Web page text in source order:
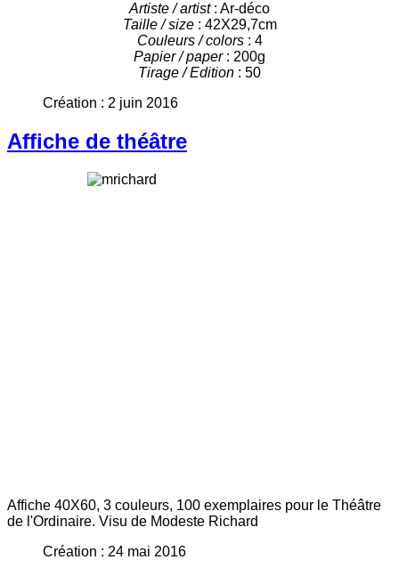
Artiste / artist: Ar-déco
Taille / size: 42X29,7cm
Couleurs / colors: 4
Papier / paper: 200g
Tirage / Edition : 50
Création : 2 juin 2016
Affiche de théâtre
Affiche 40X60, 3 couleurs, 100 exemplaires pour le Théâtre
de l'Ordinaire. Visu de Modeste Richard
Création : 24 mai 2016